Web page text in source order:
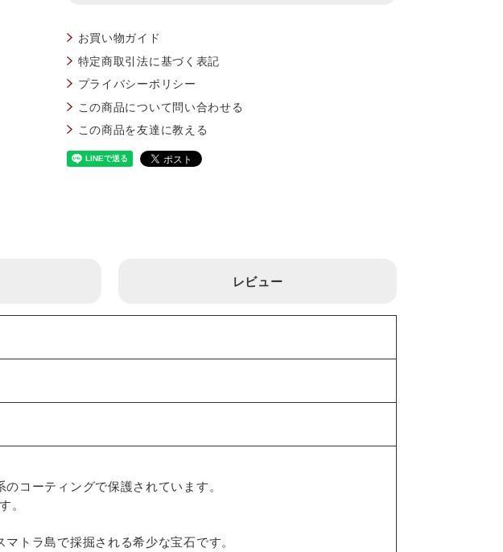
お買い物ガイド
特定商取引法に基づく表記
プライバシーポリシー
この商品について問い合わせる
この商品を友達に教える
レビュー
コーティングで保護されています。
。
トラ島で採掘される希少な宝石です。